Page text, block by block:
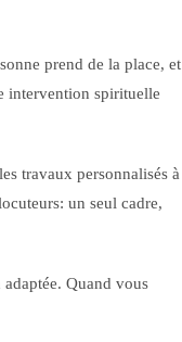
prend de la place, et
intervention spirituelle
travaux personnalisés à
un seul cadre,
Quand vous